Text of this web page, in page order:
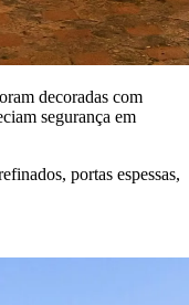
decoradas com
segurança em
portas espessas,